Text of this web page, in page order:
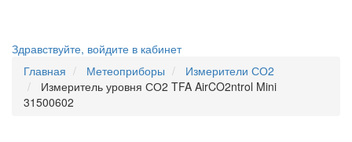
Здравствуйте, войдите в кабинет
Главная
Метеоприборы
Измерители СО2
Измеритель уровня СО2 TFA AirCO2ntrol Mini
31500602